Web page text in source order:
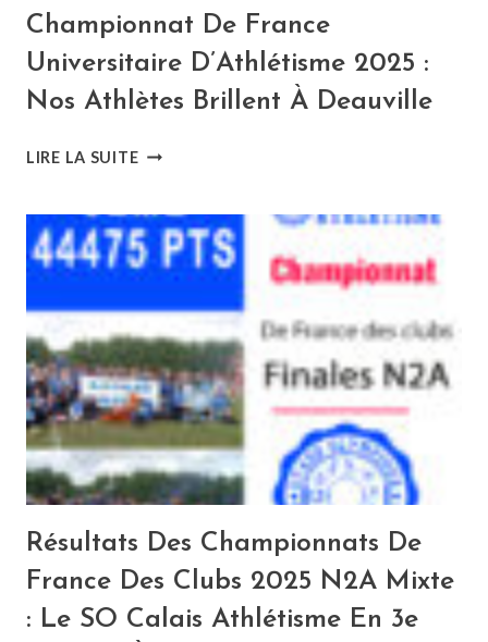
Championnat De France
Universitaire D’Athlétisme 2025 :
Nos Athlètes Brillent À Deauville
LIRE LA SUITECHAMPIONNAT
UNIVERSITAIRE
D’ATHLÉTISME
2025
ATHLÈTES
BRILLENT
À
DEAUVILLE
Résultats Des Championnats De
France Des Clubs 2025 N2A Mixte
: Le SO Calais Athlétisme En 3e